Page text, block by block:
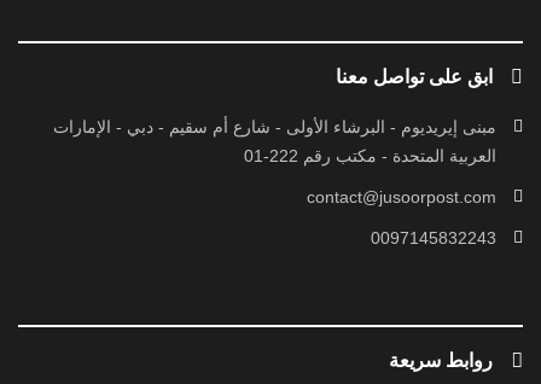
ابق على تواصل معنا
مبنى إيريديوم - البرشاء الأولى - شارع أم سقيم - دبي - الإمارات
العربية المتحدة - مكتب رقم 222-01
contact@jusoorpost.com
0097145832243
روابط سريعة